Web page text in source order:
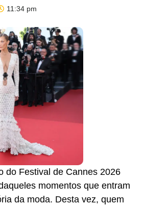
11:34 pm
do Festival de Cannes 2026
momentos que entram
da moda. Desta vez, quem